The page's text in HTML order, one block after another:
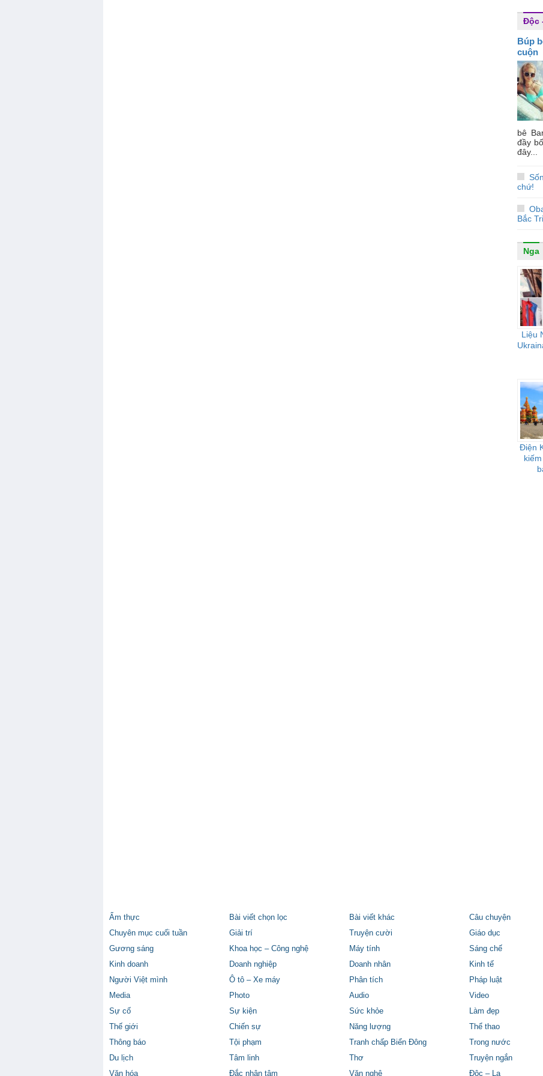
Độc
Búp
cuộn
bê
đầy
đây...
chứ!
Bắc
Nga
Liệu
Điện
Ẩm thực Bài viết chọn lọc Bài viết khác Câu chuyện
Chuyên mục cuối tuần
Giải trí Truyện cười Giáo dục
Gương sáng
Khoa học – Công nghệ Máy tính Sáng chế
Kinh doanh
Doanh nghiệp Doanh nhân Kinh tế
Người Việt mình
Ô tô – Xe máy Phân tích Pháp luật
Media
Photo Audio Video
Sự cố
Sự kiện Sức khỏe Làm đẹp
Thế giới
Chiến sự Năng lượng Thể thao
Thông báo
Tội phạm Tranh chấp Biển Đông Trong nước
Du lịch
Tâm linh Thơ Truyện ngắn
Văn hóa
Đắc nhân tâm Văn nghệ Độc – Lạ